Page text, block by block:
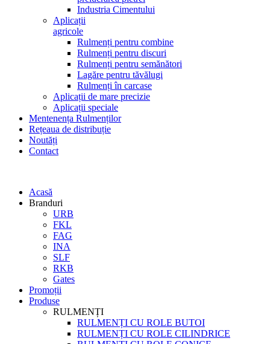
Industria Cimentului
Aplicații
agricole
Rulmenți pentru combine
Rulmenți pentru discuri
Rulmenți pentru semănători
Lagăre pentru tăvălugi
Rulmenți în carcase
Aplicații de mare precizie
Aplicații speciale
Mentenența Rulmenților
Rețeaua de distribuție
Noutăți
Contact
Acasă
Branduri
URB
FKL
FAG
INA
SLF
RKB
Gates
Promoții
Produse
RULMENȚI
RULMENȚI CU ROLE BUTOI
RULMENȚI CU ROLE CILINDRICE